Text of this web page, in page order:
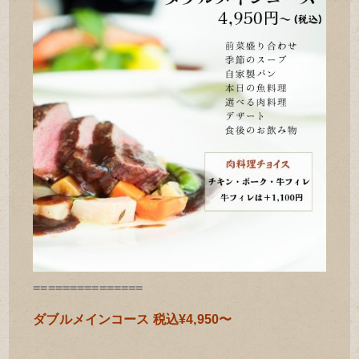
===============
ダブルメインコース 税込¥4,950〜